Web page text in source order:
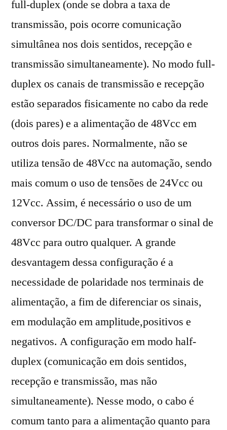
full-duplex (onde se dobra a taxa de
transmissão, pois ocorre comunicação
simultânea nos dois sentidos, recepção e
transmissão simultaneamente). No modo full-
duplex os canais de transmissão e recepção
estão separados fisicamente no cabo da rede
(dois pares) e a alimentação de 48Vcc em
outros dois pares. Normalmente, não se
utiliza tensão de 48Vcc na automação, sendo
mais comum o uso de tensões de 24Vcc ou
12Vcc. Assim, é necessário o uso de um
conversor DC/DC para transformar o sinal de
48Vcc para outro qualquer. A grande
desvantagem dessa configuração é a
necessidade de polaridade nos terminais de
alimentação, a fim de diferenciar os sinais,
em modulação em amplitude,positivos e
negativos. A configuração em modo half-
duplex (comunicação em dois sentidos,
recepção e transmissão, mas não
simultaneamente). Nesse modo, o cabo é
comum tanto para a alimentação quanto para